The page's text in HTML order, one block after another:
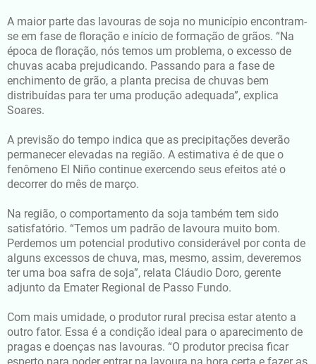
A maior parte das lavouras de soja no município encontram-
se em fase de floração e início de formação de grãos. “Na
época de floração, nós temos um problema, o excesso de
chuvas acaba prejudicando. Passando para a fase de
enchimento de grão, a planta precisa de chuvas bem
distribuídas para ter uma produção adequada”, explica
Soares.
A previsão do tempo indica que as precipitações deverão
permanecer elevadas na região. A estimativa é de que o
fenômeno El Niño continue exercendo seus efeitos até o
decorrer do mês de março.
Na região, o comportamento da soja também tem sido
satisfatório. “Temos um padrão de lavoura muito bom.
Perdemos um potencial produtivo considerável por conta de
alguns excessos de chuva, mas, mesmo, assim, deveremos
ter uma boa safra de soja”, relata Cláudio Doro, gerente
adjunto da Emater Regional de Passo Fundo.
Com mais umidade, o produtor rural precisa estar atento a
outro fator. Essa é a condição ideal para o aparecimento de
pragas e doenças nas lavouras. “O produtor precisa ficar